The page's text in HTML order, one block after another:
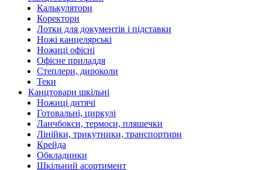
Калькулятори
Коректори
Лотки для документів і підставки
Ножі канцелярські
Ножиці офісні
Офісне приладдя
Степлери, дироколи
Теки
Канцтовари шкільні
Ножиці дитячі
Готовальні, циркулі
Ланчбокси, термоси, пляшечки
Лінійки, трикутники, транспортири
Крейда
Обкладинки
Шкільний асортимент